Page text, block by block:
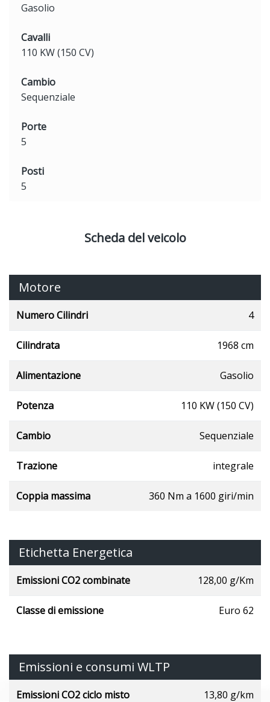
Gasolio
Cavalli
110 KW (150 CV)
Cambio
Sequenziale
Porte
5
Posti
5
Scheda del veicolo
Motore
Numero Cilindri 4
Cilindrata 1968 cm
Alimentazione Gasolio
Potenza 110 KW (150 CV)
Cambio Sequenziale
Trazione integrale
Coppia massima 360 Nm a 1600 giri/min
Etichetta Energetica
Emissioni CO2 combinate 128,00 g/Km
Classe di emissione Euro 62
Emissioni e consumi WLTP
Emissioni CO2 ciclo misto 13,80 g/km